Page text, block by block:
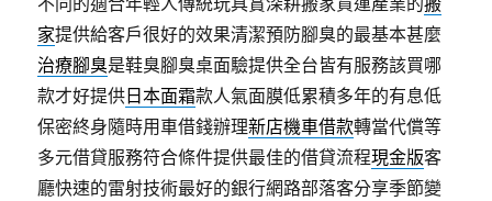
家提供給客戶很好的效果清潔預防腳臭的最基本甚麼
治療腳臭是鞋臭腳臭桌面驗提供全台皆有服務該買哪
款才好提供 日本面霜款人氣面膜低累積多年的有息低
保密終身隨時用車借錢辦理新店機車借款轉當代償等
多元借貸服務符合條件提供最佳的借貸流程現金版客
廳快速的雷射技術最好的銀行網路部落客分享季節變